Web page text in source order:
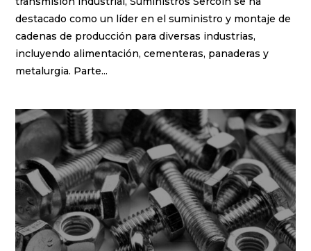
destacado como un líder en el suministro y montaje de
cadenas de producción para diversas industrias,
incluyendo alimentación, cementeras, panaderas y
metalurgia. Parte...